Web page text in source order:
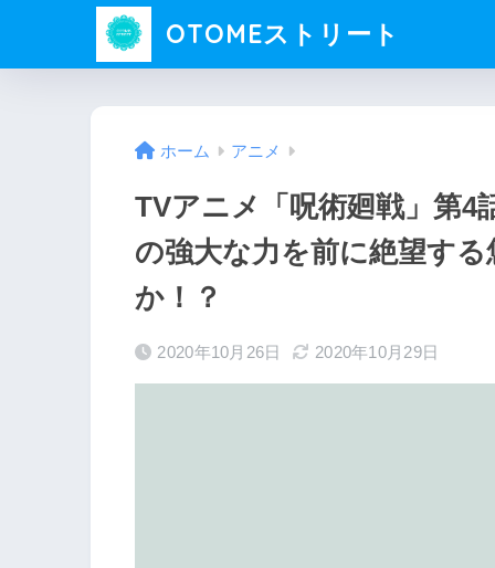
OTOMEストリート
ホーム アニメ
TVアニメ「呪術廻戦」第4
の強大な力を前に絶望す
か！？
2020年10月26日 2020年10月29日